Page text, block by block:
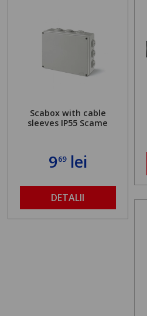
Scabox with cable
sleeves IP55 Scame
969lei
DETALII